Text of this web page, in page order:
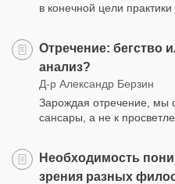
в конечной цели
Отречение: бегство
анализ?
Д-р Александр Берзин
Зарождая отречение, мы
сансары, а не к
Необходимость
зрения разных